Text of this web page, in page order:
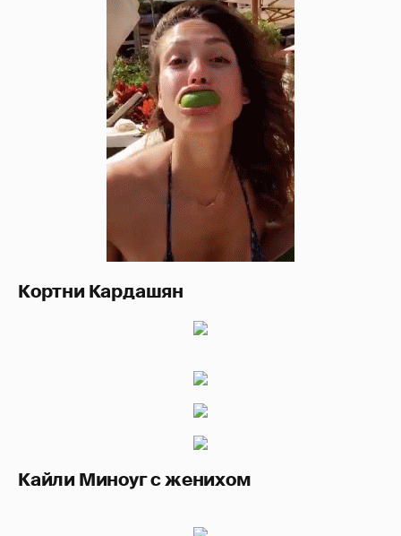
Кортни Кардашян
Кайли Миноуг с женихом